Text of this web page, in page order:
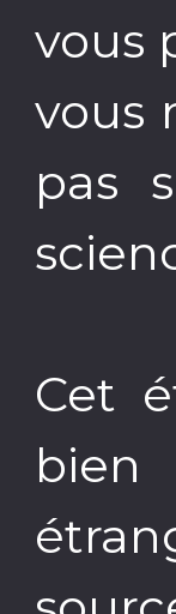
vous
vous
pas
Cet
bien